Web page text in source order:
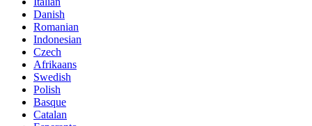
Danish
Romanian
Indonesian
Czech
Afrikaans
Swedish
Polish
Basque
Catalan